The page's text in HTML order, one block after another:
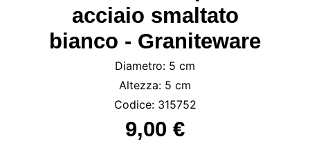
acciaio smaltato
bianco - Graniteware
Diametro: 5 cm
Altezza: 5 cm
Codice: 315752
9,00 €